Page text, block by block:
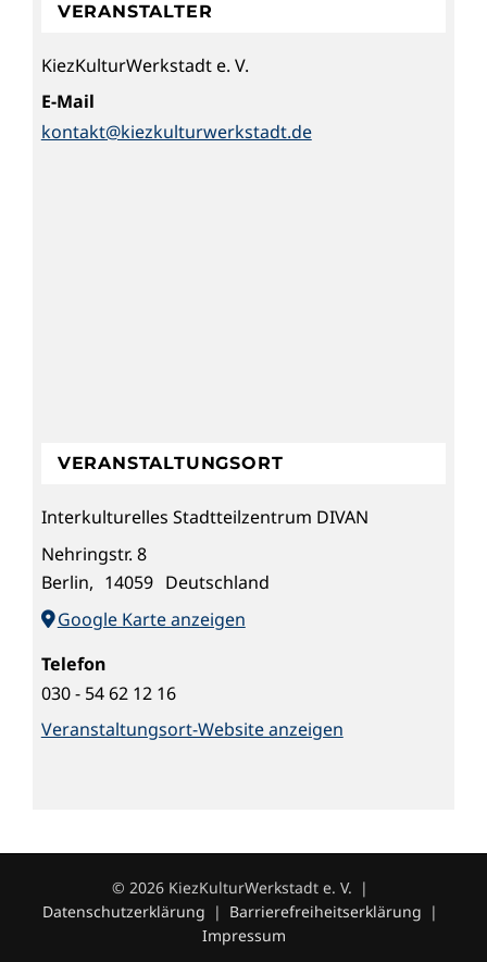
VERANSTALTER
KiezKulturWerkstadt e. V.
E-Mail
kontakt@kiezkulturwerkstadt.de
VERANSTALTUNGSORT
Interkulturelles Stadtteilzentrum DIVAN
Nehringstr. 8
Berlin, 14059 Deutschland
Google Karte anzeigen
Telefon
030 - 54 62 12 16
Veranstaltungsort-Website anzeigen
© 2026 KiezKulturWerkstadt e. V. |
Datenschutzerklärung | Barrierefreiheitserklärung |
Impressum